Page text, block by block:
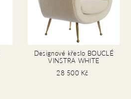
Designové křeslo BOUCLÉ
VINSTRA WHITE
28 500 Kč